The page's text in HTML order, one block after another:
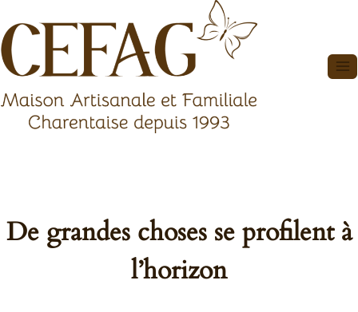
au
contenu
De grandes choses se profilent à
l’horizon